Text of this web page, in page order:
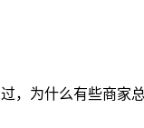
，为什么有些商家